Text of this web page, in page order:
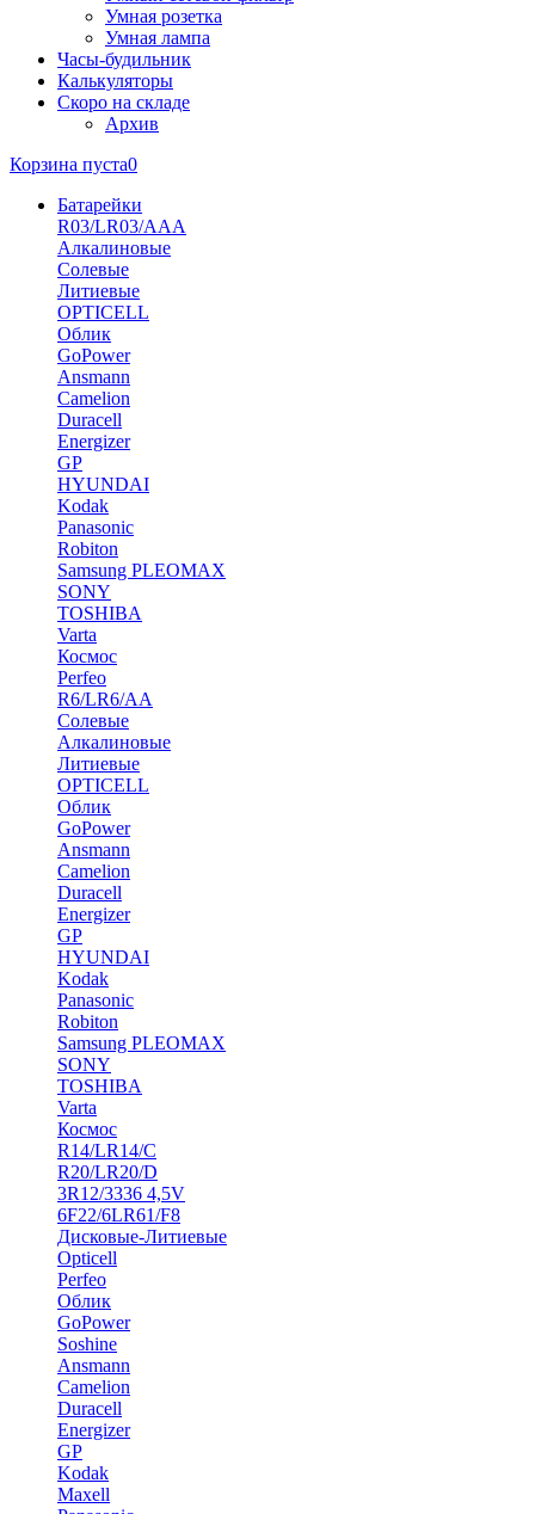
Умная розетка
Умная лампа
Часы-будильник
Калькуляторы
Скоро на складе
Архив
Корзина пуста0
Батарейки
R03/LR03/AAA
Алкалиновые
Солевые
Литиевые
OPTICELL
Облик
GoPower
Ansmann
Camelion
Duracell
Energizer
GP
HYUNDAI
Kodak
Panasonic
Robiton
Samsung PLEOMAX
SONY
TOSHIBA
Varta
Космос
Perfeo
R6/LR6/AA
Солевые
Алкалиновые
Литиевые
OPTICELL
Облик
GoPower
Ansmann
Camelion
Duracell
Energizer
GP
HYUNDAI
Kodak
Panasonic
Robiton
Samsung PLEOMAX
SONY
TOSHIBA
Varta
Космос
R14/LR14/C
R20/LR20/D
3R12/3336 4,5V
6F22/6LR61/F8
Дисковые-Литиевые
Opticell
Perfeo
Облик
GoPower
Soshine
Ansmann
Camelion
Duracell
Energizer
GP
Kodak
Maxell